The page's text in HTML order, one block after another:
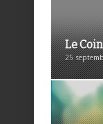
Le
25